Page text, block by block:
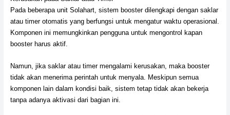
Pada beberapa unit Solahart, sistem booster dilengkapi dengan saklar
atau timer otomatis yang berfungsi untuk mengatur waktu operasional.
Komponen ini memungkinkan pengguna untuk mengontrol kapan
booster harus aktif.
Namun, jika saklar atau timer mengalami kerusakan, maka booster
tidak akan menerima perintah untuk menyala. Meskipun semua
komponen lain dalam kondisi baik, sistem tetap tidak akan bekerja
tanpa adanya aktivasi dari bagian ini.